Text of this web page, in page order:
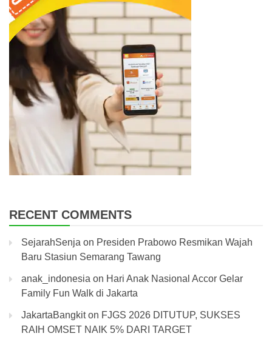
RECENT COMMENTS
SejarahSenja on Presiden Prabowo Resmikan Wajah
Baru Stasiun Semarang Tawang
anak_indonesia on Hari Anak Nasional Accor Gelar
Family Fun Walk di Jakarta
JakartaBangkiton FJGS 2026 DITUTUP, SUKSES
RAIH OMSET NAIK 5% DARI TARGET